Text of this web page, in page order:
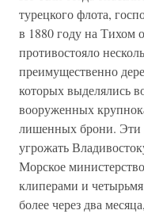
турецкого флота,
в 1880 году на Тихом
противостояло
преимущественно
которых выделялись
вооруженных
лишенных брони. Эти
угрожать
Морское
клиперами и
более через два